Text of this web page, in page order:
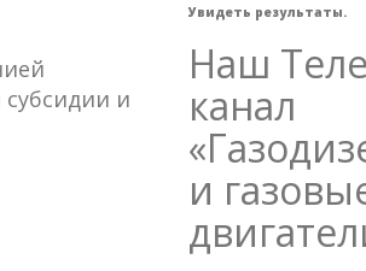
и
Увидеть результаты.
Наш
канал
и